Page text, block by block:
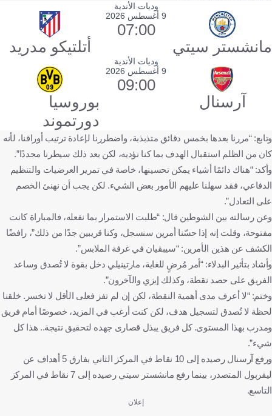
وديات الأندية
مانشستر سيتي
9 أغسطس 2026
07:00
أتلتيكو مدريد
وديات الأندية
آرسنال
9 أغسطس 2026
09:00
بوروسيا
دورتموند
وتابع: “مررنا بعدها بخمس دقائق متذبذبة، واضطررنا لإعادة ترتيب أوراقنا، لأنه
كان من الظلم استقبال الهدف بما كنا نؤديه، لكن بعد ذلك سيطرنا مجددًا”.
وأكد: “هناك دائمًا أشياء يمكن تحسينها، خاصة في تمرير العرضيات والتنظيم
الدفاعي، فقد سهلنا عليهم الأمور بعض الشيء. لكن يجب أن نهنئ الخصم
على التعادل”.
وعن رسالته بين الشوطين قال: “طلبت الاستمرار بما نفعله، فالمباراة كانت
مفتوحة، وقلت إنه إذا حسّنا أمرين سنسجل، وكنا قريبين جدًا من ذلك”، رافضًا
الكشف عن هذين الأمرين: “سيبقيان في غرفة الملابس”.
وأشاد بتأثير البدلاء: “أمر مُرضٍ للغاية، مارتينيلي دخل بقوة لا تُصدق وساعد
الفريق على حصد نقطة، وكذلك إيزي والآخرون”.
وختم: “لا أعرف مدى أهمية النقطة، لكن إن لم تفز فعلى الأقل لا تخسر. خلقنا
لحظة لا تُصدق لتسجيل هدف، لكن كنت أرغب في المزيد، خصوصًا أمام فريق
ومدرب بهذا المستوى. كل فريق يبذل قصارى جهده لتحقيق نتيجة.. هذا كل
شيء”.
ورفع آرسنال رصيده إلى 10 نقاط في المركز الثاني بفارق 5 أهداف عن
ليفربول المتصدر، بينما رفع مانشستر سيتي رصيده إلى 7 نقاط في المركز
التاسع.
إعلان